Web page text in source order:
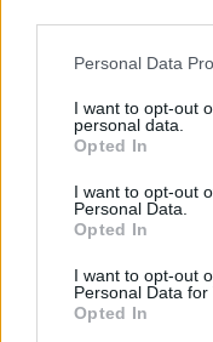
Personal Data
I want to opt-out
personal data.
Opted In
I want to opt-out
Personal Data.
Opted In
I want to opt-out
Personal Data for
Opted In
tego zazwyczaj
rzadko odnosi
prawdziwym
Sprawdź także: